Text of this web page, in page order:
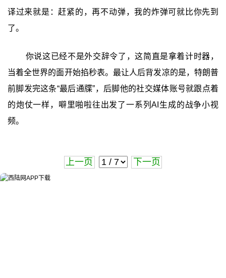
译过来就是：赶紧的，再不动弹，我的炸弹可就比你先到
了。
你说这已经不是外交辞令了，这简直是拿着计时器，
当着全世界的面开始掐秒表。最让人后背发凉的是，特朗普
前脚发完这条“最后通牒”，后脚他的社交媒体账号就跟点着
的炮仗一样，噼里啪啦往出发了一系列AI生成的战争小视
频。
上一页 下一页